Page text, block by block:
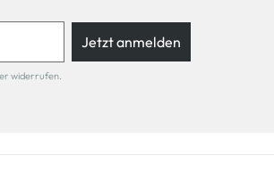
Jetzt anmelden
widerrufen.